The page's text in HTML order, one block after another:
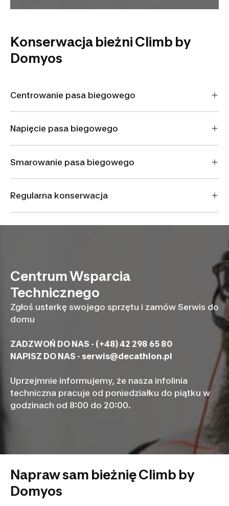
Konserwacja bieżni Climb by
Domyos
Centrowanie pasa biegowego
Napięcie pasa biegowego
Smarowanie pasa biegowego
Regularna konserwacja
Centrum Wsparcia
Technicznego
Zgłoś usterkę swojego sprzętu i zamów Serwis do
domu
ZADZWOŃ DO NAS - (+48) 42 298 65 80
NAPISZ DO NAS - serwis@decathlon.pl
Uprzejmnie informujemy, że nasza infolinia
techniczna pracuje od poniedziałku do piątku w
godzinach od 8:00 do 20:00.
Napraw sam bieżnię Climb by
Domyos